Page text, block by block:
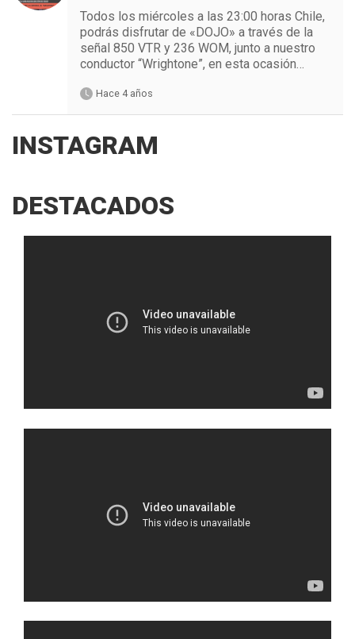
Todos los miércoles a las 23:00 horas Chile,
podrás disfrutar de «DOJO» a través de la
señal 850 VTR y 236 WOM, junto a nuestro
conductor “Wrightone”, en esta ocasión…
Hace 4 años
INSTAGRAM
DESTACADOS